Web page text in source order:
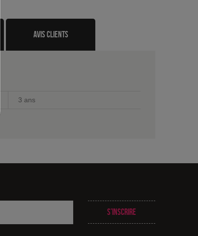
avis clients
3 ans
S’inscrire